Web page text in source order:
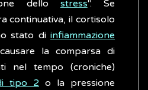
dello stress". Se
continuativa, il cortisolo
stato di infiammazione
la comparsa di
nel tempo (croniche)
tipo 2 o la pressione